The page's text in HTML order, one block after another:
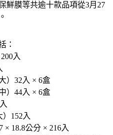
入
32入 × 6盒
）44入 × 6盒
152入
18.8公分 × 216入
Ziploc可封式三明治保鮮袋